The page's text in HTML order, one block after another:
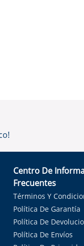
Centro De
Frecuentes
Términos Y
Política De Garantía
Política De
Política De Envíos